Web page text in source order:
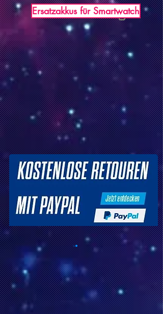
USB Germany
Ersatzakkus für Smartwatch